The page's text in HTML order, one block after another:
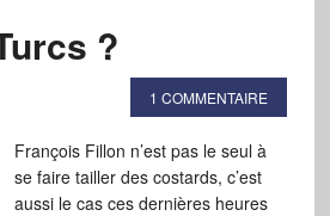
?
1 COMMENTAIRE
François Fillon n’est pas le seul à
se faire tailler des costards, c’est
aussi le cas ces dernières heures